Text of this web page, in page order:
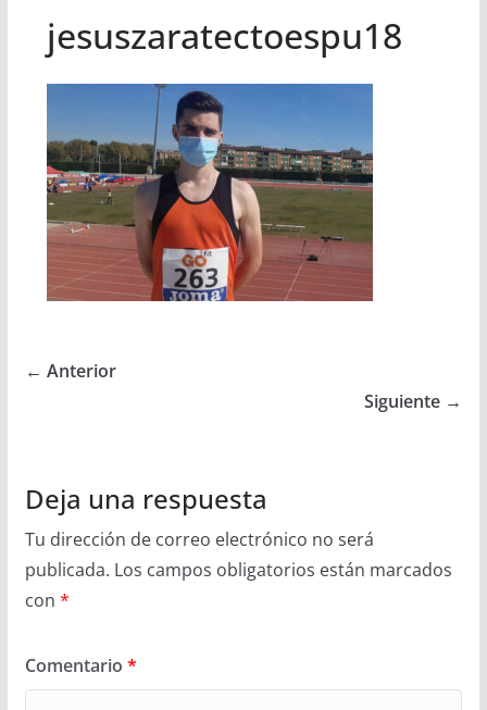
jesuszaratectoespu18
← Anterior
Siguiente →
Deja una respuesta
Tu dirección de correo electrónico no será
publicada. Los campos obligatorios están marcados
con *
Comentario *